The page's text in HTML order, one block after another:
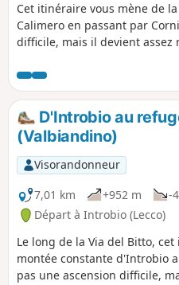
Cet itinéraire vous mène de
Calimero en passant par
difficile, mais il devient assez
vallée de la Valsassina et sur
magnifique.
D'Introbio au
(Valbiandino)
Visorandonneur
7,01 km
+952 m -
Départ à Introbio (Lecco)
Le long de la Via del Bitto,
montée constante d'Introbio
pas une ascension difficile,